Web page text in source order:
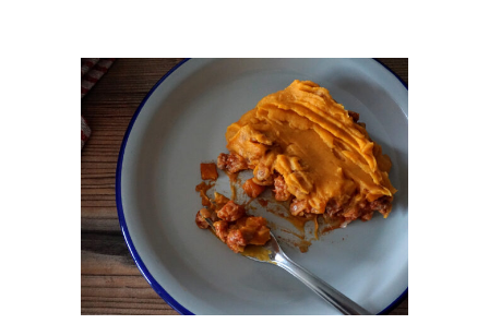
SOBRE MÍ
¿TE GUSTARÍA UNIRTE A NUESTRA AVENTURA GASTRON
ÓMICA?
ÚNETE A LA NEWSLETTER
RECOMENDACIONES